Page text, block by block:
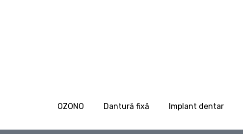
OZONO Dantură fixă Implant dentar